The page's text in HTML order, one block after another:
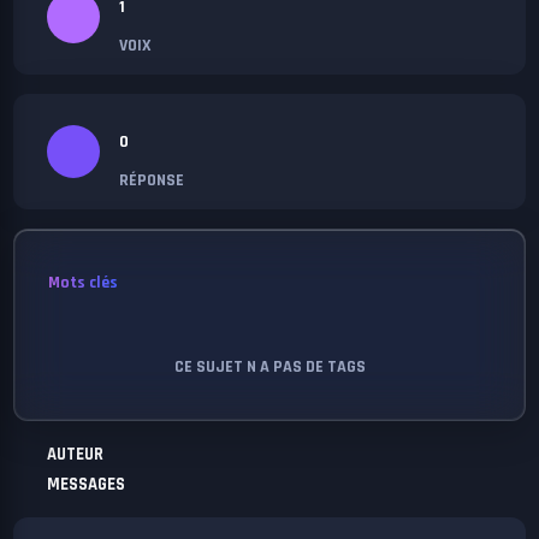
AUTEUR
MESSAGES
1
VOIX
0
RÉPONSE
Mots clés
CE SUJET N A PAS DE TAGS